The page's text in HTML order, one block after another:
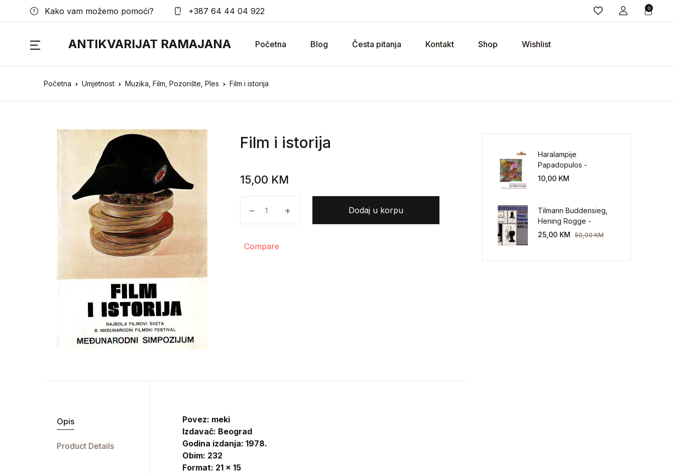
Kako vam možemo pomoći? +387 64 44 04 922 0
ANTIKVARIJAT RAMAJANA Početna Blog Česta pitanja Kontakt Shop Wishlist
Početna Umjetnost Muzika, Film, Pozorište, Ples Film i istorija
Film i istorija
15,00 KM
Dodaj u korpu
Compare
Opis
Product Details
Povez: meki
Izdavač: Beograd
Godina izdanja: 1978.
Obim: 232
Format: 21 x 15
Haralampije
Papadopulos -
Poverenje: sloboda od
10,00 KM
Tilmann Buddensieg,
Hening Rogge -
Industriekultur: Peter
25,00 KM 50,00KM